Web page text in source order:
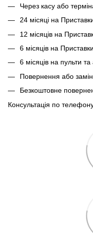
Через касу або
24 місяці на
12 місяців на
6 місяців на
6 місяців на пульти
Повернення або
Безкоштовне
Консультація по